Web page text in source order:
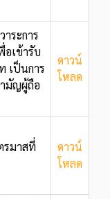
ระการ
เข้ารับ
เป็นการ
มัญผู้ถือ
ดาวน์
โหลด
รมาสที่
ดาวน์
โหลด